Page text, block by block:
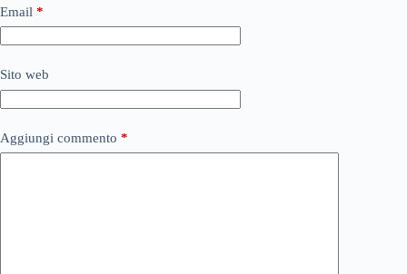
Email *
Sito web
Aggiungi commento *